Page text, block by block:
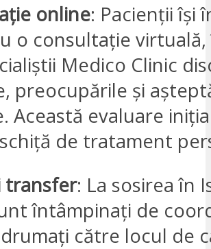
online: Pacienții își
o consultație
Medico Clinic
preocupările și
Această evaluare
de tratament
transfer: La sosirea în
întâmpinați de
către locul de